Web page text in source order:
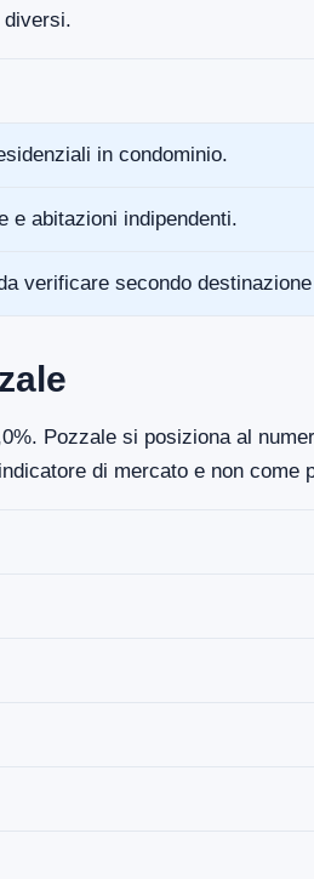
diversi.
in condominio.
e abitazioni indipendenti.
verificare secondo
Pozzale si posiziona al
di mercato e non come